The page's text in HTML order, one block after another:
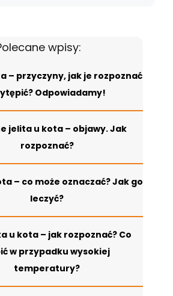
wpisy:
– przyczyny, jak je rozpoznać
Odpowiadamy!
jelita u kota – objawy. Jak
rozpoznać?
– co może oznaczać? Jak go
leczyć?
u kota – jak rozpoznać? Co
w przypadku wysokiej
temperatury?